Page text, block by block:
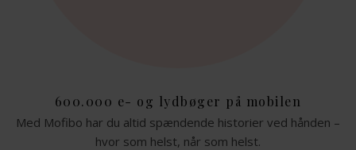
600.000 e- og lydbøger på mobilen
Med Mofibo har du altid spændende historier ved hånden –
hvor som helst, når som helst.